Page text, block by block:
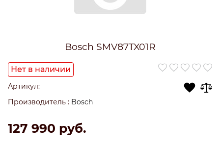
Bosch SMV87TX01R
Нет в наличии
Артикул:
Производитель : Bosch
127 990 руб.